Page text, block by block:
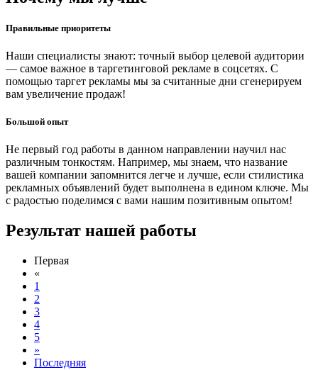
Правильные приоритеты
Наши специалисты знают: точный выбор целевой аудитории
— самое важное в таргетинговой рекламе в соцсетях. С
помощью таргет рекламы мы за считанные дни сгенерируем
вам увеличение продаж!
Большой опыт
Не первый год работы в данном направлении научил нас
различным тонкостям. Например, мы знаем, что название
вашей компании запомнится легче и лучше, если стилистика
рекламных объявлений будет выполнена в едином ключе. Мы
с радостью поделимся с вами нашим позитивным опытом!
Результат нашей работы
Первая
«
1
2
3
4
5
»
Последняя